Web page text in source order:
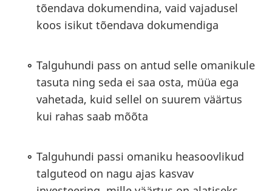
tõendava dokumendina, vaid vajadusel
koos isikut tõendava dokumendiga
Talguhundi pass on antud selle omanikule
tasuta ning seda ei saa osta, müüa ega
vahetada, kuid sellel on suurem väärtus
kui rahas saab mõõta
Talguhundi passi omaniku heasoovlikud
talguteod on nagu ajas kasvav